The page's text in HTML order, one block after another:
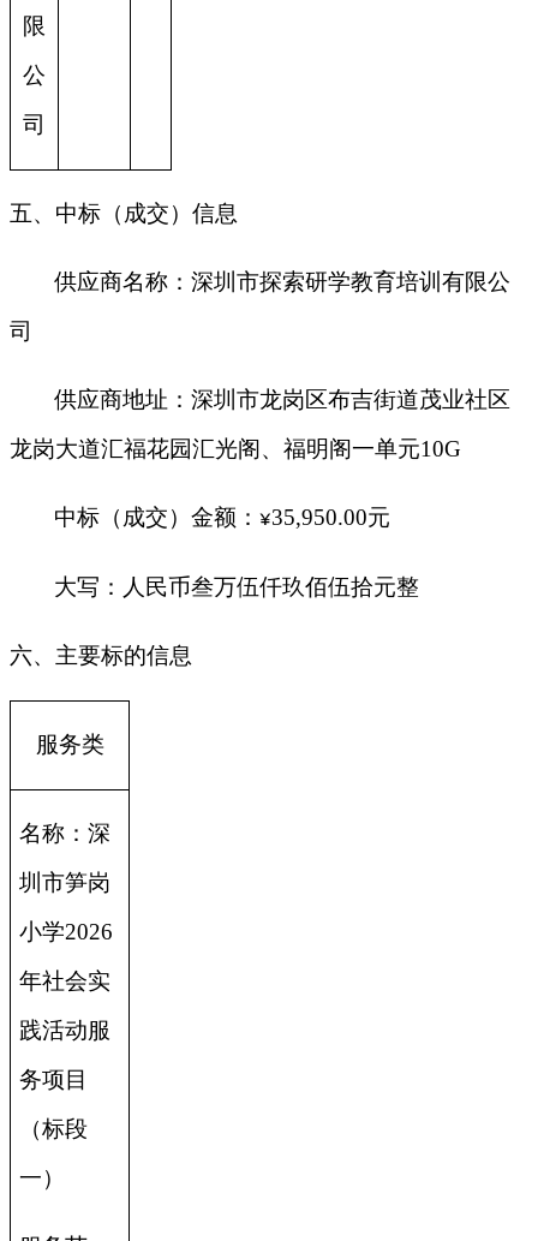
限
公
司
五、中标（成交）信息
供应商名称： 深圳市探索研学教育培训有限公
司
供应商地址：深圳市龙岗区布吉街道茂业社区
龙岗大道汇福花园汇光阁、福明阁一单元10G
中标（成交）金额： ¥35,950.00元
大写：人民币叁万伍仟玖佰伍拾元整
六、主要标的信息
服务类
名称： 深
圳市笋岗
小学2026
年社会实
践活动服
务项目
（标段
一）